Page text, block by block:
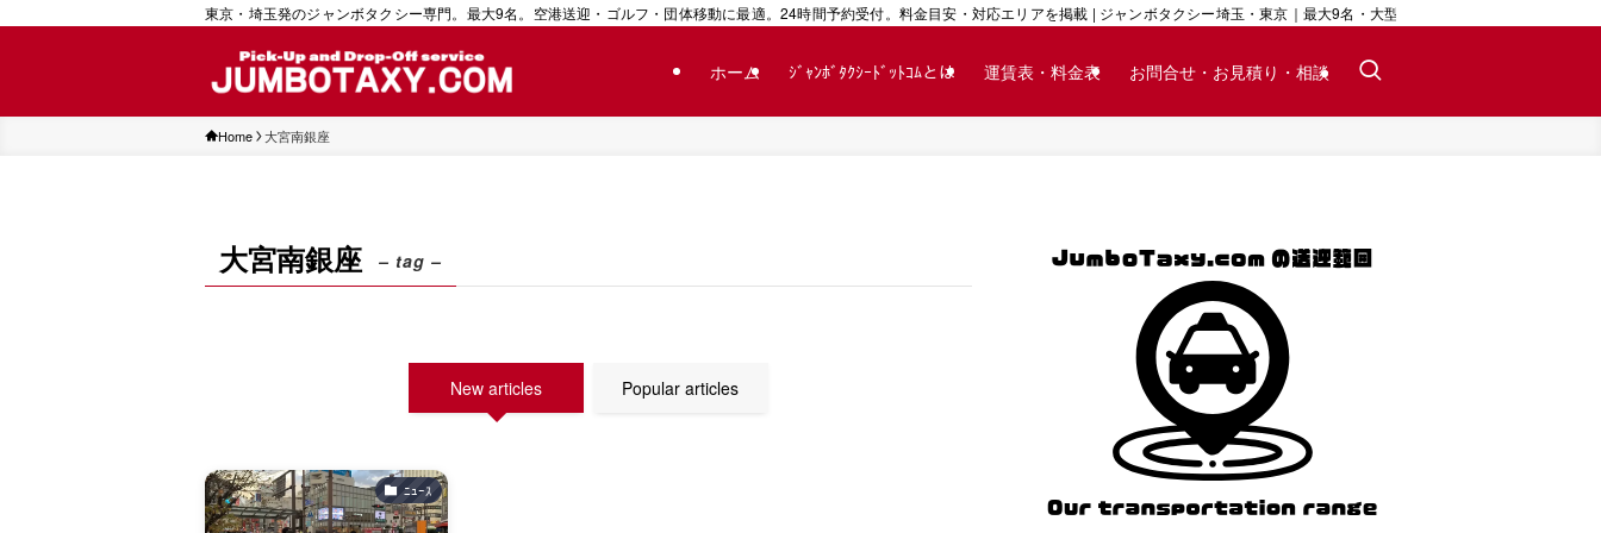
東京・埼玉発のジャンボタクシー専門。最大9名。空港送迎・ゴルフ・団体移動に最適。24時間予約受付。料金目安・対応エリアを掲載 | ジャンボタクシー埼玉・東京｜最大9名・大型荷物対応｜24時間予約可
ホーム ｼﾞｬﾝﾎﾞﾀｸｼｰﾄﾞｯﾄｺﾑとは 運賃表・料金表 お問合せ・お見積り・相談
Home 大宮南銀座
大宮南銀座 – tag –
New articles Popular articles
ﾆｭｰｽ